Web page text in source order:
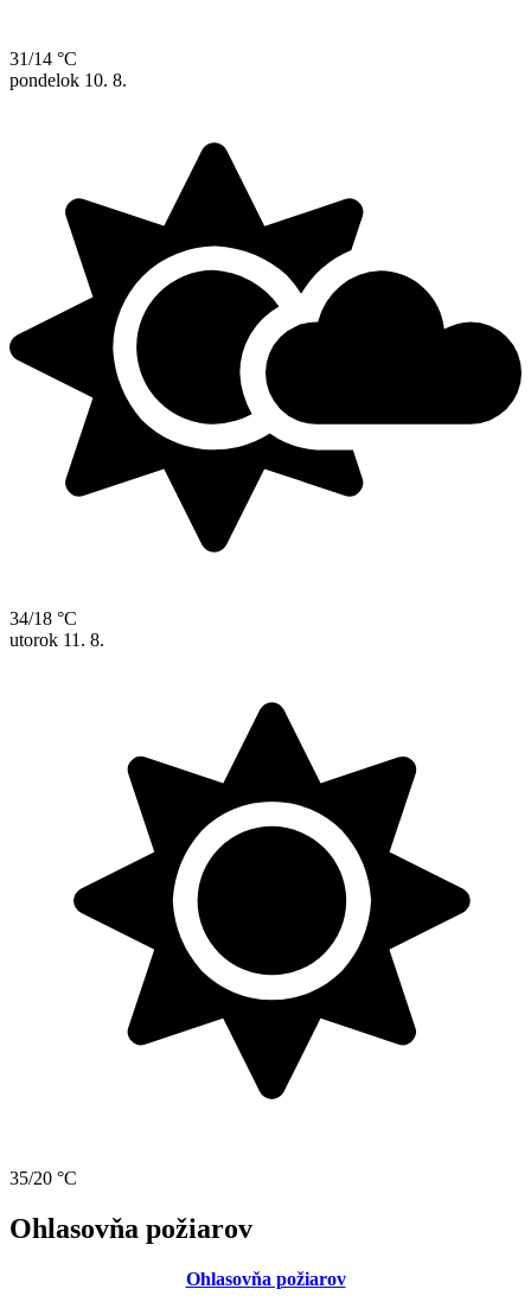
31/14 °C
pondelok 10. 8.
34/18 °C
utorok 11. 8.
35/20 °C
Ohlasovňa požiarov
Ohlasovňa požiarov